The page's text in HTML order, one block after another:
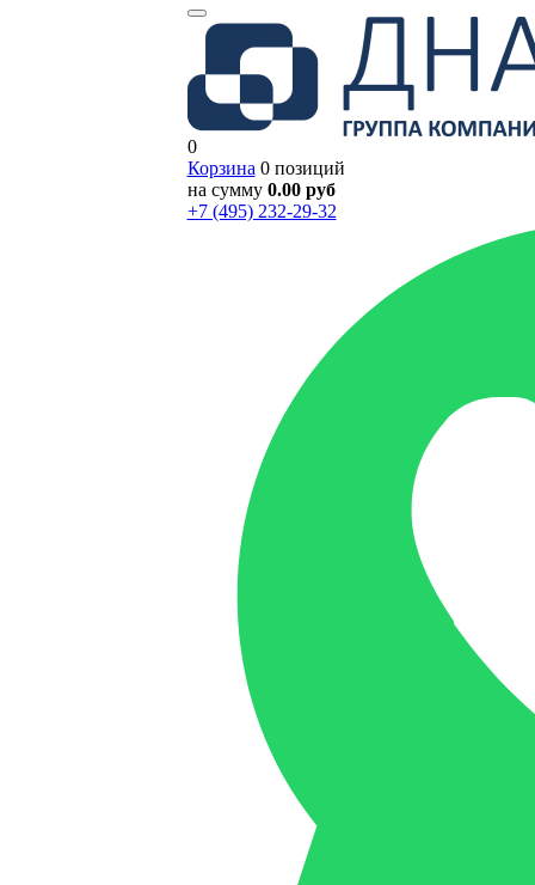
0
Корзина 0 позиций
на сумму 0.00 руб
+7 (495) 232-29-32